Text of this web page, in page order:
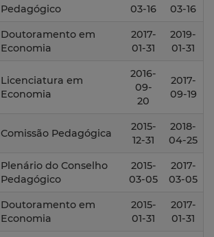
Pedagógico
03-16
03-16
Doutoramento em
Economia
2017-
01-31
2019-
01-31
Licenciatura em
Economia
2016-
09-
20
2017-
09-19
Comissão Pedagógica
2015-
12-31
2018-
04-25
Plenário do Conselho
Pedagógico
2015-
03-05
2017-
03-05
Doutoramento em
Economia
2015-
01-31
2017-
01-31